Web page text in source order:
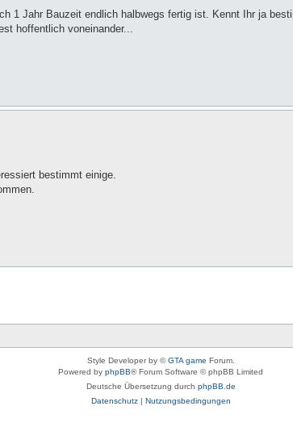
1 Jahr Bauzeit endlich halbwegs fertig ist. Kennt Ihr ja
hoffentlich voneinander...
bestimmt einige.
Style Developer by ©GTA game Forum.
Powered by phpBB® Forum Software © phpBB Limited
Deutsche Übersetzung durch phpBB.de
Datenschutz| Nutzungsbedingungen